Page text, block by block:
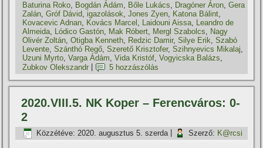
Baturina Roko, Bogdán Ádám, Bőle Lukács, Dragóner Áron,Gera
Zalán,Gróf Dávid,igazolások,Jones Zyen, Katona Bálint,
Kovacevic Adnan, Kovács Marcel , Laidouni Aissa, Leandro de
Almeida, Lódico Gastón, Mak Róbert, Mergl Szabolcs, Nagy
Olivér Zoltán,Otigba Kenneth, Redzic Damir,Silye Erik,Szabó
Levente,Szánthó Regő,Szerető Krisztofer,Szihnyevics Mikalaj,
Uzuni Myrto,Varga Ádám,Vida Kristóf,Vogyicska Balázs,
Zubkov Olekszandr
5 hozzászólás
2020.VIII.5. NK Koper – Ferencváros: 0-
2
Közzétéve: 2020. augusztus 5. szerda Szerző: K@rcsi